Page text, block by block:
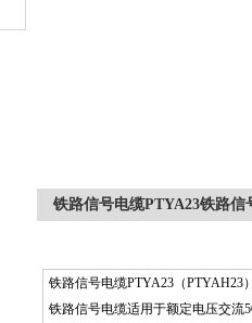
铁路信号电缆PTYA23铁路信
铁路信号电缆PTYA23（PTYAH23
铁路信号电缆适用于额定电压交流